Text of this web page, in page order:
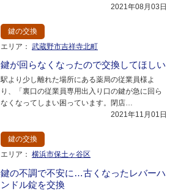
2021年08月03日
鍵の交換
エリア： 武蔵野市吉祥寺北町
鍵が回らなくなったので交換してほしい
駅より少し離れた場所にある薬局の従業員様よ
り、「裏口の従業員専用出入り口の鍵が急に回ら
なくなってしまい困っています。閉店…
2021年11月01日
鍵の交換
エリア： 横浜市保土ヶ谷区
鍵の不調で不安に…古くなったレバーハ
ンドル錠を交換